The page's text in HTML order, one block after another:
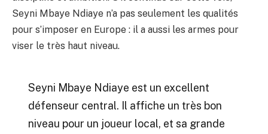
Seyni Mbaye Ndiaye n’a pas seulement les qualités
pour s’imposer en Europe : il a aussi les armes pour
viser le très haut niveau.
Seyni Mbaye Ndiaye est un excellent
défenseur central. Il affiche un très bon
niveau pour un joueur local, et sa grande